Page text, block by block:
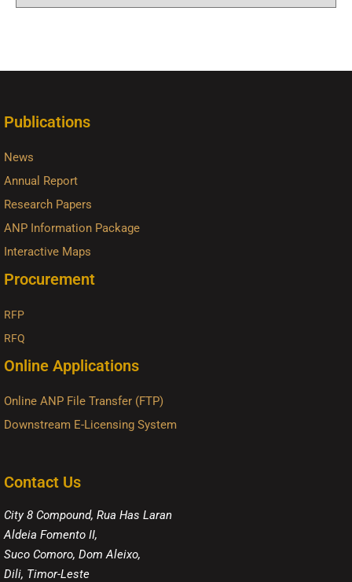
Publications
News
Annual Report
Research Papers
ANP Information Package
Interactive Maps
Procurement
RFP
RFQ
Online Applications
Online ANP File Transfer (FTP)
Downstream E-Licensing System
Contact Us
City 8 Compound, Rua Has Laran
Aldeia Fomento II,
Suco Comoro, Dom Aleixo,
Dili, Timor-Leste